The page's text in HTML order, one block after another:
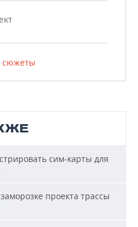
сюжеты
сим-карты для
проекта трассы